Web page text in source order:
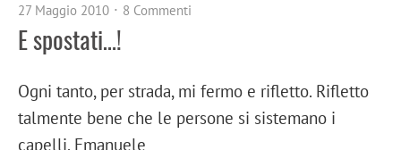
27 Maggio 2010 8 Commenti
E spostati…!
Ogni tanto, per strada, mi fermo e rifletto. Rifletto
talmente bene che le persone si sistemano i
capelli. Emanuele